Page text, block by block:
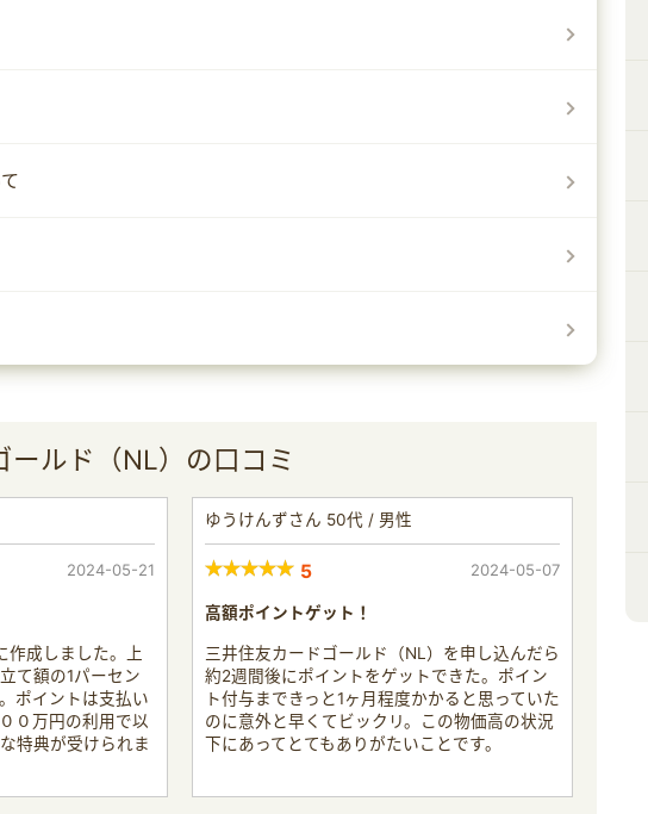
ールド（NL）の口コミ
2024-05-21
作成しました。上
て額の1パーセン
ポイントは支払い
０万円の利用で以
特典が受けられま
ゆうけんずさん 50代 / 男性
5 2024-05-07
高額ポイントゲット！
三井住友カードゴールド（NL）を申し込んだら
約2週間後にポイントをゲットできた。ポイン
ト付与まできっと1ヶ月程度かかると思っていた
のに意外と早くてビックリ。この物価高の状況
下にあってとてもありがたいことです。